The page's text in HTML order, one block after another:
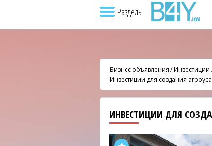
Разделы
Бизнес объявления /Инвестиции
Инвестиции для создания
ИНВЕСТИЦИИ ДЛЯ